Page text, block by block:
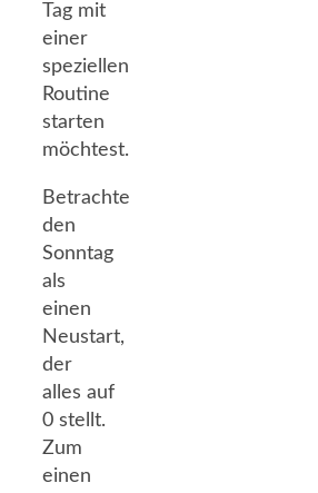
Tag mit
einer
speziellen
Routine
starten
möchtest.
Betrachte
den
Sonntag
als
einen
Neustart,
der
alles auf
0 stellt.
Zum
einen